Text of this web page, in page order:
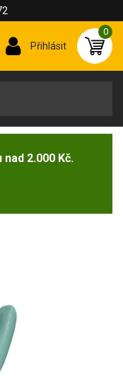
Přihlásit
0
2.000 Kč.